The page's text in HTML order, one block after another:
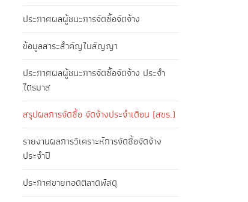
ประกาศผลผู้ชนะการจัดซื้อจัดจ้าง
ข้อมูลสาระสำคัญในสัญญา
ประกาศผลผู้ชนะการจัดซื้อจัดจ้าง ประจำ
ไตรมาส
สรุปผลการจัดซื้อ จัดจ้างประจำเดือน (สขร.)
รายงานผลการวิเคราะห์การจัดซื้อจัดจ้าง
ประจำปี
ประกาศขายทอดตลาดพัสดุ